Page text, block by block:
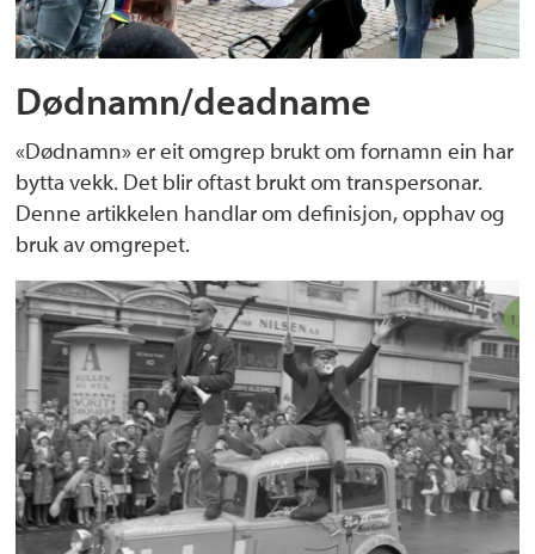
Dødnamn/deadname
«Dødnamn» er eit omgrep brukt om fornamn ein har
bytta vekk. Det blir oftast brukt om transpersonar.
Denne artikkelen handlar om definisjon, opphav og
bruk av omgrepet.